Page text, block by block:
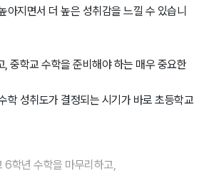
아지면서 더 높은 성취감을 느낄 수 있습니
, 중학교 수학을 준비해야 하는 매우 중요한
학 성취도가 결정되는 시기가 바로 초등학교
6학년 수학을 마무리하고,